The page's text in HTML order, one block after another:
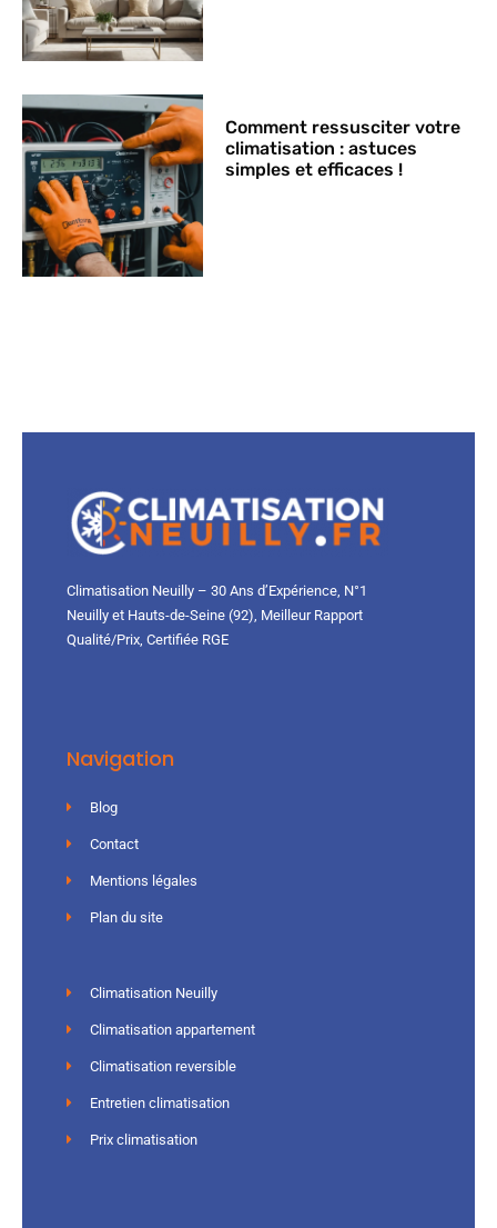
Comment ressusciter votre
climatisation : astuces
simples et efficaces !
Climatisation Neuilly – 30 Ans d’Expérience, N°1
Neuilly et Hauts-de-Seine (92), Meilleur Rapport
Qualité/Prix, Certifiée RGE
Navigation
Blog
Contact
Mentions légales
Plan du site
Climatisation Neuilly
Climatisation appartement
Climatisation reversible
Entretien climatisation
Prix climatisation